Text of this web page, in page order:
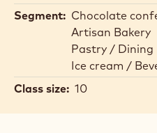
Segment: Chocolate
Artisan Bakery
Pastry / Dining
Ice cream /
Class size: 10